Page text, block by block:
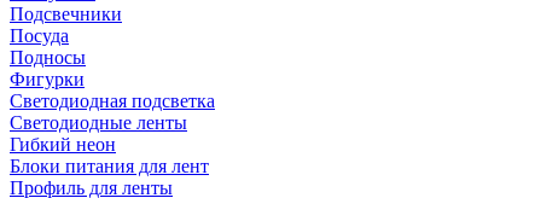
Подсвечники
Посуда
Подносы
Фигурки
Светодиодная подсветка
Светодиодные ленты
Гибкий неон
Блоки питания для лент
Профиль для ленты